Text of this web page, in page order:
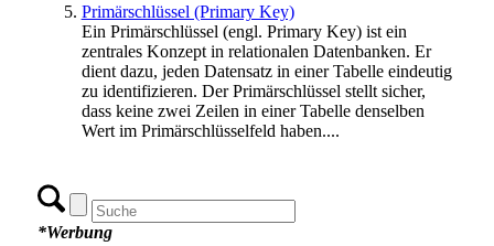
Primärschlüssel (Primary Key)
Ein Primärschlüssel (engl. Primary Key) ist ein
zentrales Konzept in relationalen Datenbanken. Er
dient dazu, jeden Datensatz in einer Tabelle eindeutig
zu identifizieren. Der Primärschlüssel stellt sicher,
dass keine zwei Zeilen in einer Tabelle denselben
Wert im Primärschlüsselfeld haben....
*Werbung